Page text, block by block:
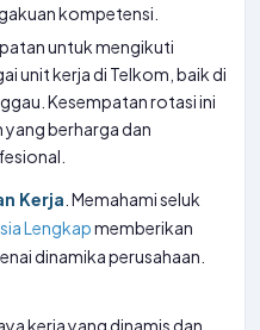
kompetensi.
untuk mengikuti
unit kerja di Telkom, baik di
Kesempatan rotasi ini
berharga dan
Kerja . Memahami seluk
Lengkapmemberikan
dinamika perusahaan.
kerja yang dinamis dan